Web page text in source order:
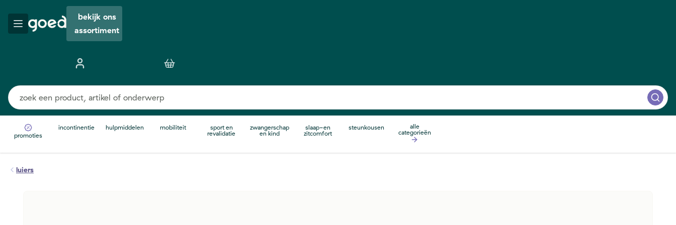
bekijk ons
assortiment
promoties
incontinentie hulpmiddelen mobiliteit
sport en
revalidatie
zwangerschap
en kind
slaap-en
zitcomfort
steunkousen
alle
categorieën
luiers